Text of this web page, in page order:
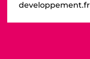
developpement.fr